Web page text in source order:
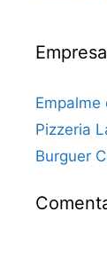
Empalme
Pizzeria
Burguer